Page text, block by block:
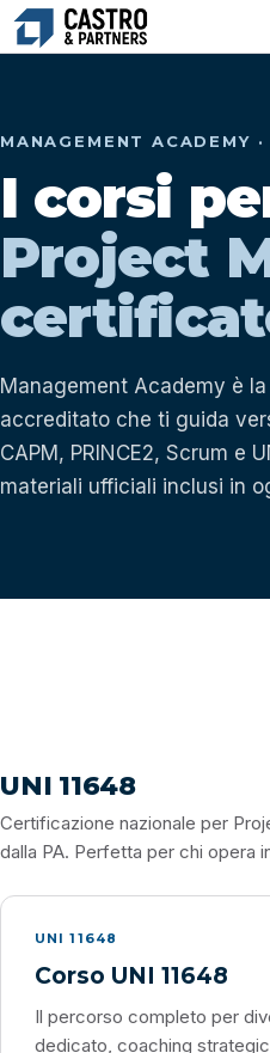
Vai
MANAGEMENT ACADEMY
I corsi
Project
Management Academy è
accreditato che ti guida
CAPM, PRINCE2, Scrum e
materiali ufficiali inclusi in
UNI 11648
Certificazione nazionale per
dalla PA. Perfetta per chi opera
UNI 11648
Corso UNI 11648
Il percorso completo per
dedicato, coaching